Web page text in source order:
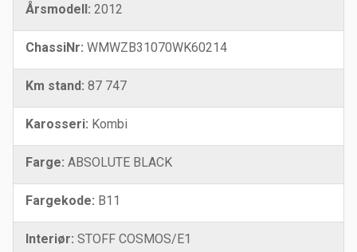
Årsmodell: 2012
ChassiNr: WMWZB31070WK60214
Km stand: 87 747
Karosseri: Kombi
Farge: ABSOLUTE BLACK
Fargekode: B11
Interiør: STOFF COSMOS/E1